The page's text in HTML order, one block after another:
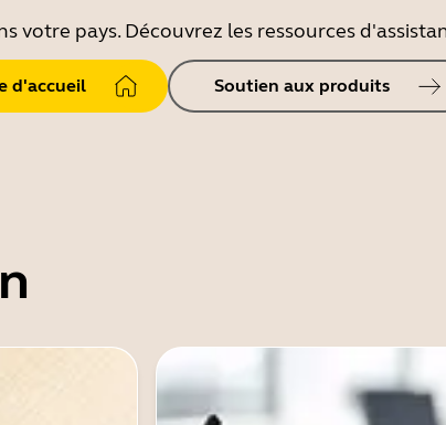
votre pays. Découvrez les ressources
d'accueil Soutien aux produits